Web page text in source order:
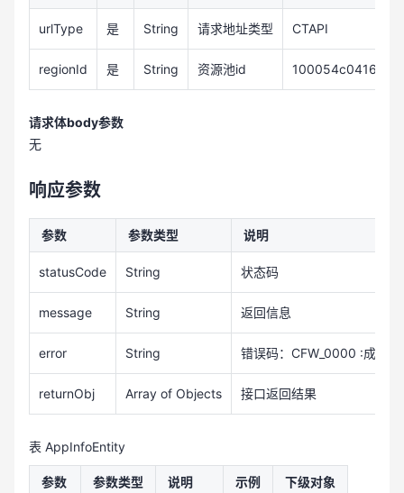
urlType 是 String 请求地址类型 CTAPI
regionId 是 String 资源池id
请求体body参数
无
响应参数
参数 参数类型 说明
statusCode String 状态码
message String 返回信息
error String 错误码：CFW_0000 :成功
returnObj Array of Objects 接口返回结果
表 AppInfoEntity
参数 参数类型 说明 示例 下级对象